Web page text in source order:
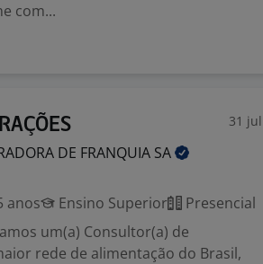
com...
31 jul
DE FRANQUIA SA
anos Ensino Superior
Presencial
um(a) Consultor(a) de
rede de alimentação do Brasil,